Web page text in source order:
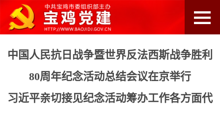
中国人民抗日战争暨世界反法西斯战争胜利
80周年纪念活动总结会议在京举行
习近平亲切接见纪念活动筹办工作各方面代